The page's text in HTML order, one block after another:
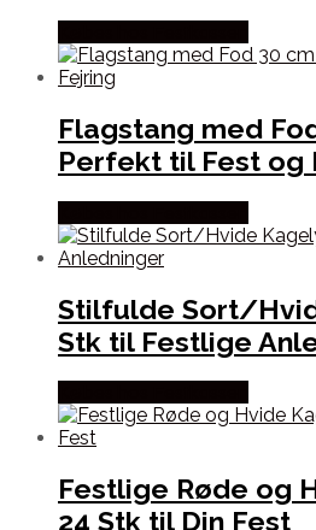
Flagstang med
Perfekt til Fest og
Stilfulde Sort/
Stk til Festlige
Festlige Røde og
24 Stk til Din Fest